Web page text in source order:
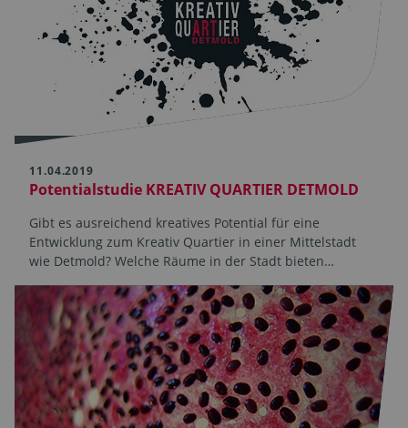
11.04.2019
Potentialstudie KREATIV QUARTIER DETMOLD
Gibt es ausreichend kreatives Potential für eine
Entwicklung zum Kreativ Quartier in einer Mittelstadt
wie Detmold? Welche Räume in der Stadt bieten…